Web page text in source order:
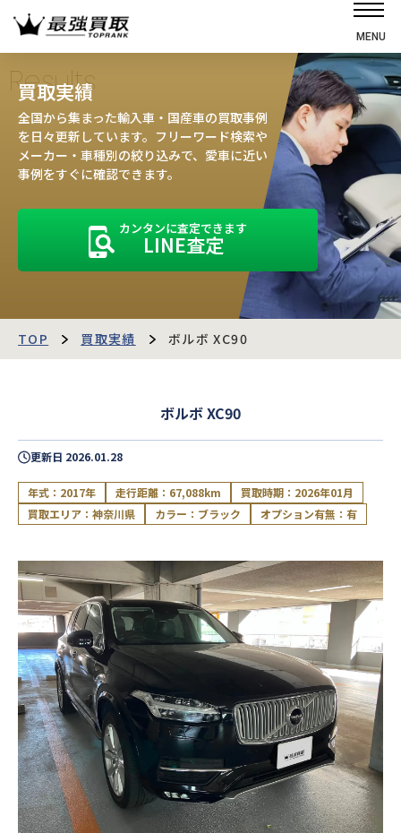
MENU
選ばれる理由
高価買取の仕組み
売却の流れ
お客様の声
運営会社
最強買取マガジン
閉じる
Results
買取実績
全国から集まった輸入車・国産車の買取事例
を日々更新しています。フリーワード検索や
メーカー・車種別の絞り込みで、愛車に近い
事例をすぐに確認できます。
カンタンに査定できます
LINE査定
TOP 買取実績 ボルボ XC90
ボルボ XC90
更新日 2026.01.28
年式：2017年 走行距離：67,088km
買取時期：2026年01月
買取エリア：神奈川県
カラー：ブラック オプション有無：有